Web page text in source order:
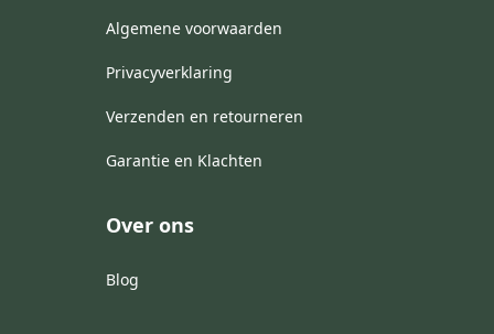
Algemene voorwaarden
Privacyverklaring
Verzenden en retourneren
Garantie en Klachten
Over ons
Blog